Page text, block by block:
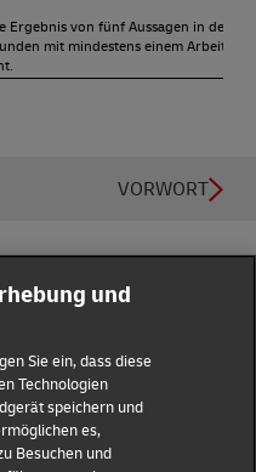
Ergebnis von fünf Aussagen in der
mit mindestens einem
VORWORT
und
Sie ein, dass diese
Technologien
speichern und
es,
Besuchen und